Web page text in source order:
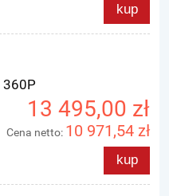
kup
360P
13 495,00 zł
Cena netto: 10 971,54 zł
kup